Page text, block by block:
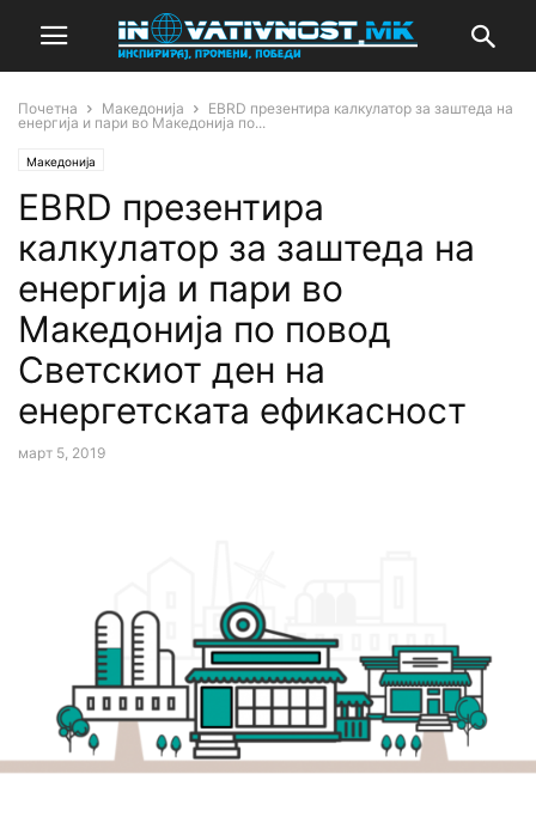
Почетна Македонија
EBRD презентира калкулатор за заштеда на
енергија и пари во Македонија по...
Македонија
EBRD презентира
калкулатор за заштеда на
енергија и пари во
Македонија по повод
Светскиот ден на
енергетската ефикасност
март 5, 2019